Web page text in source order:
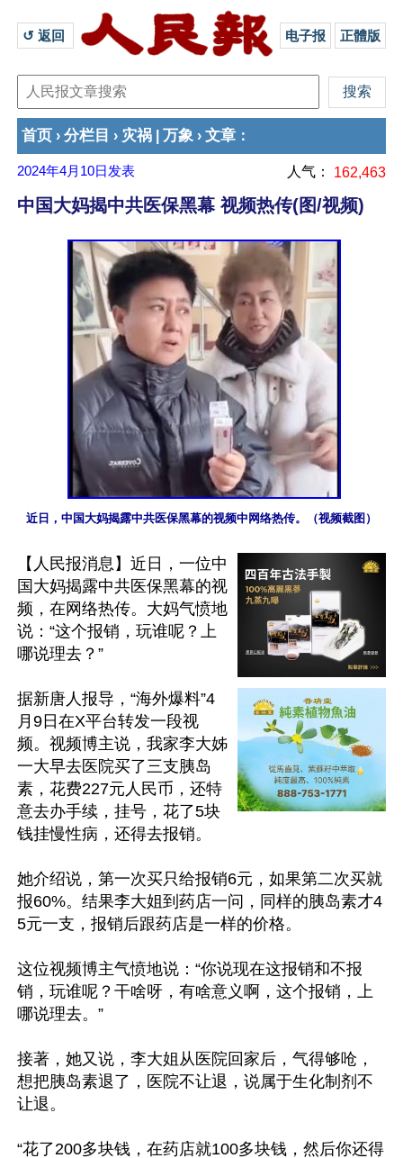
↺ 返回 电子报 正體版
首页 › 分栏目 › 灾祸 万象 › 文章 ：
2024年4月10日 发表 人气： 162,463
中国大妈揭中共医保黑幕 视频热传(图/视频)
近日，中国大妈揭露中共医保黑幕的视频中网络热传。（视频截图）
【人民报消息】近日，一位中
国大妈揭露中共医保黑幕的视
频，在网络热传。大妈气愤地
说：“这个报销，玩谁呢？上
哪说理去？”
据新唐人报导，“海外爆料”4
月9日在X平台转发一段视
频。视频博主说，我家李大姊
一大早去医院买了三支胰岛
素，花费227元人民币，还特
意去办手续，挂号，花了5块
钱挂慢性病，还得去报销。
她介绍说，第一次买只给报销6元，如果第二次买就
报60%。结果李大姐到药店一问，同样的胰岛素才4
5元一支，报销后跟药店是一样的价格。
这位视频博主气愤地说：“你说现在这报销和不报
销，玩谁呢？干啥呀，有啥意义啊，这个报销，上
哪说理去。”
接著，她又说，李大姐从医院回家后，气得够呛，
想把胰岛素退了，医院不让退，说属于生化制剂不
让退。
“花了200多块钱，在药店就100多块钱，然后你还得